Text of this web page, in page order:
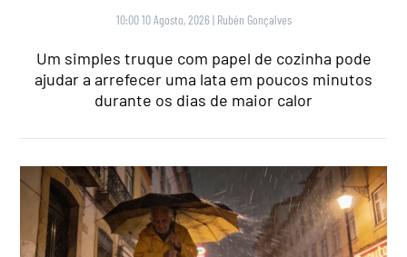
10:00 10 Agosto, 2026 | Rubén Gonçalves
Um simples truque com papel de cozinha pode
ajudar a arrefecer uma lata em poucos minutos
durante os dias de maior calor